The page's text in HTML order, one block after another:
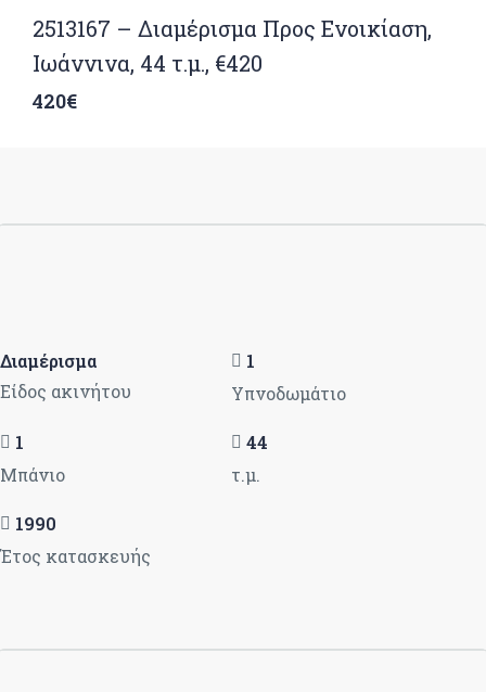
2513167 – Διαμέρισμα Προς Ενοικίαση,
Ιωάννινα, 44 τ.μ., €420
420€
Διαμέρισμα
Είδος ακινήτου
1
Υπνοδωμάτιο
1
Μπάνιο
44
τ.μ.
1990
Έτος κατασκευής